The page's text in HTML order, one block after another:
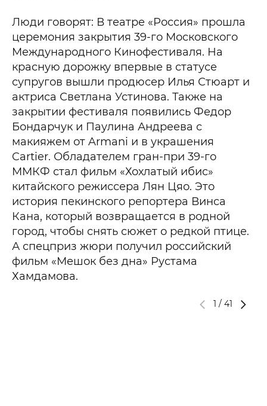
Люди говорят: В театре «Россия» прошла
церемония закрытия 39-го Московского
Международного Кинофестиваля. На
красную дорожку впервые в статусе
супругов вышли продюсер Илья Стюарт и
актриса Светлана Устинова. Также на
закрытии фестиваля появились Федор
Бондарчук и Паулина Андреева с
макияжем от Armani и в украшения
Cartier. Обладателем гран-при 39-го
ММКФ стал фильм «Хохлатый ибис»
китайского режиссера Лян Цяо. Это
история пекинского репортера Винса
Кана, который возвращается в родной
город, чтобы снять сюжет о редкой птице.
А спецприз жюри получил российский
фильм «Мешок без дна» Рустама
Хамдамова.
1 / 41